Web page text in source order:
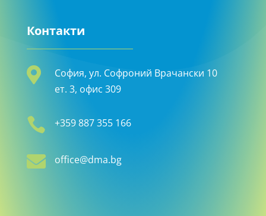
Контакти

София, ул. Софроний Врачански 10
ет. 3, офис 309
 +359 887 355 166
 office@dma.bg